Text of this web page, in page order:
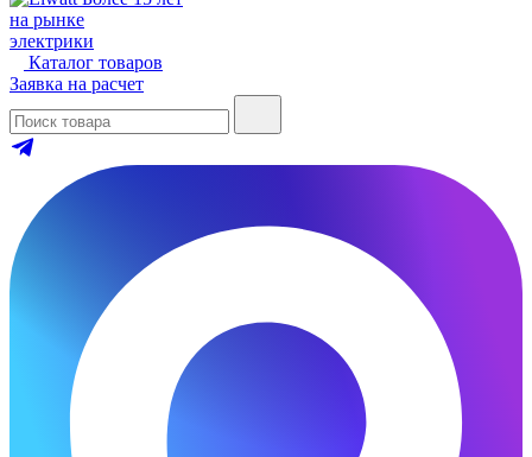
на рынке
электрики
Каталог товаров
Заявка на расчет